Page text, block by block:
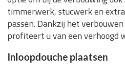
timmerwerk, stucwerk en
passen. Dankzij het
profiteert u van een verhoogd
Inloopdouche plaatsen